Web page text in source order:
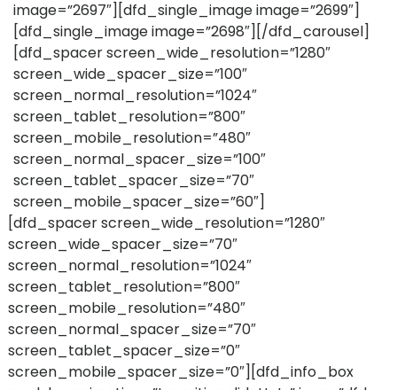
image=”2697″][dfd_single_image image=”2699″]
[dfd_single_image image=”2698″][/dfd_carousel]
[dfd_spacer screen_wide_resolution=”1280″
screen_wide_spacer_size=”100″
screen_normal_resolution=”1024″
screen_tablet_resolution=”800″
screen_mobile_resolution=”480″
screen_normal_spacer_size=”100″
screen_tablet_spacer_size=”70″
screen_mobile_spacer_size=”60″]
[dfd_spacer screen_wide_resolution=”1280″
screen_wide_spacer_size=”70″
screen_normal_resolution=”1024″
screen_tablet_resolution=”800″
screen_mobile_resolution=”480″
screen_normal_spacer_size=”70″
screen_tablet_spacer_size=”0″
screen_mobile_spacer_size=”0″][dfd_info_box